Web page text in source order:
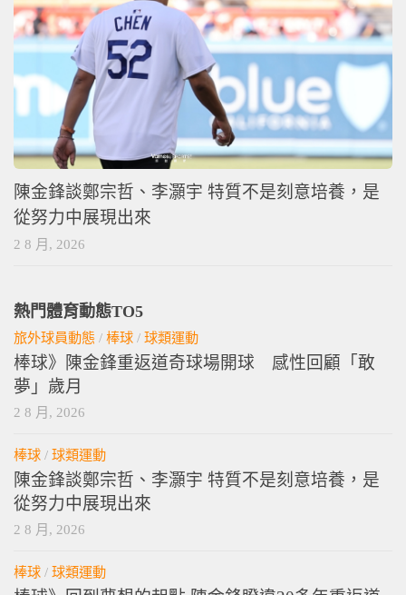
陳金鋒談鄭宗哲、李灝宇 特質不是刻意培養，是
從努力中展現出來
2 8 月, 2026
熱門體育動態TO5
旅外球員動態 / 棒球 / 球類運動
棒球》陳金鋒重返道奇球場開球 感性回顧「敢
夢」歲月
2 8 月, 2026
棒球 / 球類運動
陳金鋒談鄭宗哲、李灝宇 特質不是刻意培養，是
從努力中展現出來
2 8 月, 2026
棒球 / 球類運動